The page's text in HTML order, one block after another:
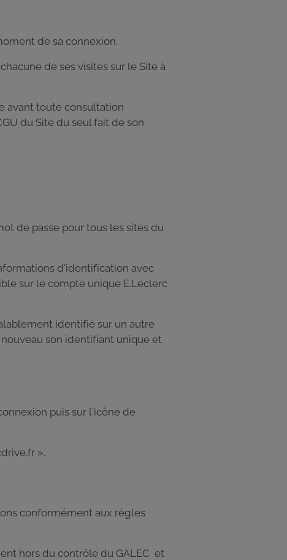
de sa connexion.
de ses visites sur le Site à
avant toute consultation
du Site du seul fait de son
de passe pour tous les sites du
d'identification avec
sur le compte unique E.Leclerc
identifié sur un autre
son identifiant unique et
puis sur l'icône de
».
conformément aux règles
hors du contrôle du GALEC et